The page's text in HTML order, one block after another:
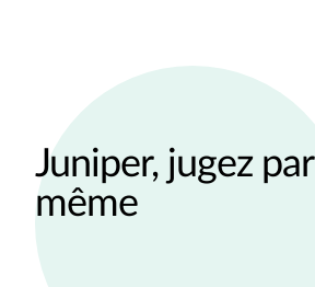
Juniper, jugez
même